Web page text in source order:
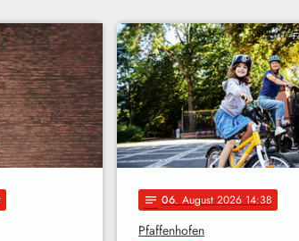
notes 06. August 2026 14:38
Pfaffenhofen